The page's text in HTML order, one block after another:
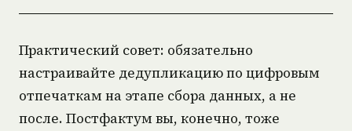
Практический совет: обязательно
настраивайте дедупликацию по цифровым
отпечаткам на этапе сбора данных, а не
после. Постфактум вы, конечно, тоже